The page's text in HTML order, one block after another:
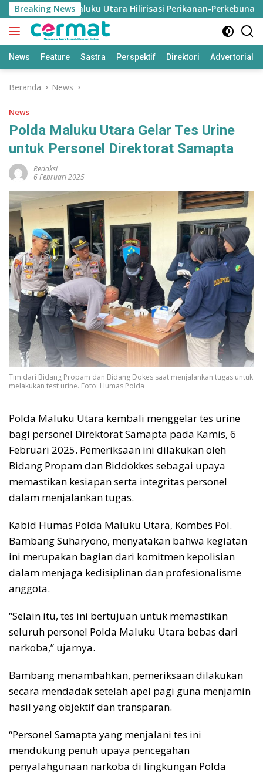
Langsung
ke
konten
Breaking News
KDKMP Maluku Utara Hilirisasi Perikanan-Perkebunan
News Feature Sastra Perspektif Direktori Advertorial
Beranda News
News
Polda Maluku Utara Gelar Tes Urine
untuk Personel Direktorat Samapta
Redaksi
6 Februari 2025
Tim dari Bidang Propam dan Bidang Dokes saat menjalankan tugas untuk
melakukan test urine. Foto: Humas Polda
Polda Maluku Utara kembali menggelar tes urine
bagi personel Direktorat Samapta pada Kamis, 6
Februari 2025. Pemeriksaan ini dilakukan oleh
Bidang Propam dan Biddokkes sebagai upaya
memastikan kesiapan serta integritas personel
dalam menjalankan tugas.
Kabid Humas Polda Maluku Utara, Kombes Pol.
Bambang Suharyono, menyatakan bahwa kegiatan
ini merupakan bagian dari komitmen kepolisian
dalam menjaga kedisiplinan dan profesionalisme
anggota.
“Selain itu, tes ini bertujuan untuk memastikan
seluruh personel Polda Maluku Utara bebas dari
narkoba,” ujarnya.
Bambang menambahkan, pemeriksaan dilakukan
secara mendadak setelah apel pagi guna menjamin
hasil yang objektif dan transparan.
“Personel Samapta yang menjalani tes ini
mendukung penuh upaya pencegahan
penyalahgunaan narkoba di lingkungan Polda